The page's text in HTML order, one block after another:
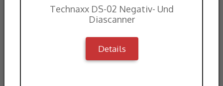
Technaxx DS-02 Negativ- Und
Diascanner
Details